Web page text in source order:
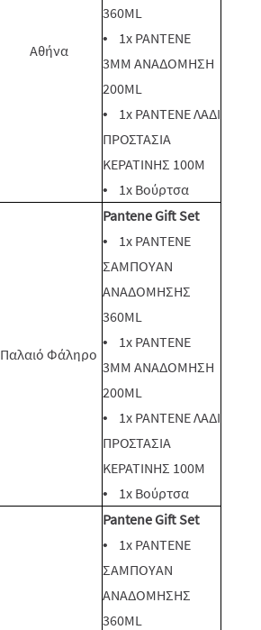
Αθήνα
360ML
• 1x PANTENE
3MM ΑΝΑΔΟΜΗΣΗ
200ML
• 1x PANTENE ΛΑΔΙ
ΠΡΟΣΤΑΣΙΑ
ΚΕΡΑΤΙΝΗΣ 100M
• 1x Βούρτσα
Παλαιό Φάληρο
Pantene Gift Set
• 1x PANTENE
ΣΑΜΠΟΥΑΝ
ΑΝΑΔΟΜΗΣΗΣ
360ML
• 1x PANTENE
3MM ΑΝΑΔΟΜΗΣΗ
200ML
• 1x PANTENE ΛΑΔΙ
ΠΡΟΣΤΑΣΙΑ
ΚΕΡΑΤΙΝΗΣ 100M
• 1x Βούρτσα
Pantene Gift Set
• 1x PANTENE
ΣΑΜΠΟΥΑΝ
ΑΝΑΔΟΜΗΣΗΣ
360ML